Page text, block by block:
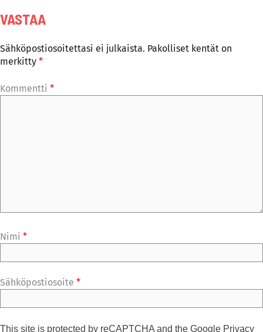
VASTAA
Sähköpostiosoitettasi ei julkaista. Pakolliset kentät on
merkitty *
Kommentti *
Nimi *
Sähköpostiosoite *
This site is protected by reCAPTCHA and the Google Privacy